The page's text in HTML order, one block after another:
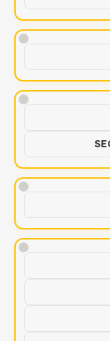
!
!
!
!